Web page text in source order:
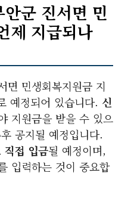
군 진서면 민
제 지급되나
면 민생회복지원금 지
예정되어 있습니다. 신
지원금을 받을 수 있으
공지될 예정입니다.
직접 입금될 예정이며,
입력하는 것이 중요합